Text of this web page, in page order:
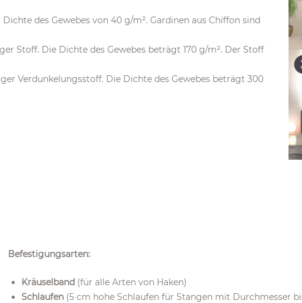
des Gewebes von 40 g/m². Gardinen aus Chiffon sind
Stoff. Die Dichte des Gewebes beträgt 170 g/m². Der Stoff
Verdunkelungsstoff. Die Dichte des Gewebes beträgt 300
Befestigungsarten:
Kräuselband (für alle Arten von Haken)
Schlaufen (5 cm hohe Schlaufen für Stangen mit Durchmesser